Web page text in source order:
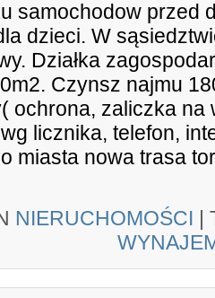
samochodow przed
dzieci. W
Działka
Czynsz najmu
ochrona, zaliczka na
licznika, telefon,
miasta nowa trasa
NIERUCHOMOŚCI |